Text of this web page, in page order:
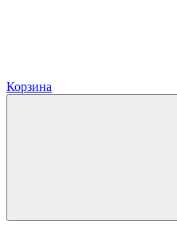
Корзина